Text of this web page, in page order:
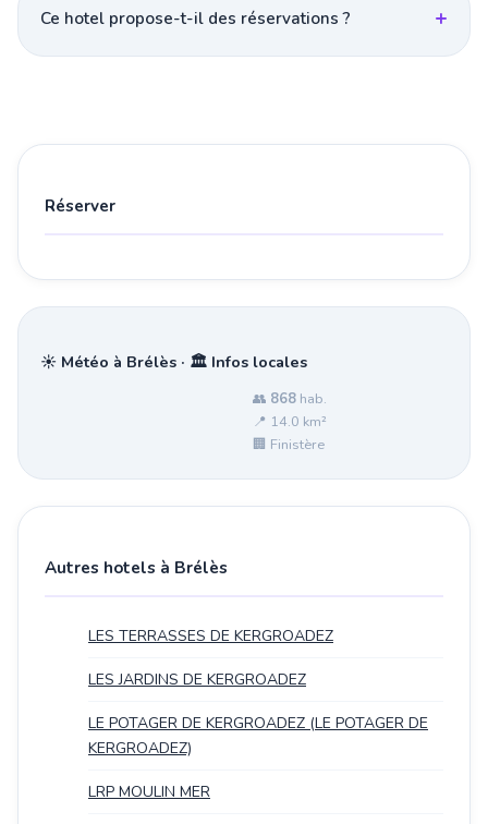
Ce hotel propose-t-il des réservations ?
Réserver
☀️ Météo à Brélès · 🏛️ Infos locales
👥 868 hab.
📍 14.0 km²
🏢 Finistère
Autres hotels à Brélès
LES TERRASSES DE KERGROADEZ
LES JARDINS DE KERGROADEZ
LE POTAGER DE KERGROADEZ (LE POTAGER DE
KERGROADEZ)
LRP MOULIN MER